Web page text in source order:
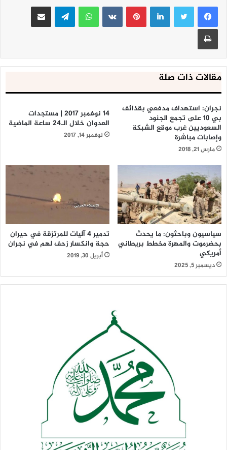
لينكدإنبينتيريست واتساب تيلقرام مشاركة عبر البريد
طباعة
مقالات ذات صلة
نجران: استهداف مدفعي بقذائف
بي 10 على تجمع الجنود
السعوديين غرب موقع الشبكة
وإصابات مباشرة
مارس 21, 2018
14 نوفمبر 2017 | مستجدات
العدوان خلال الـ24 ساعة الماضية
نوفمبر 14, 2017
سياسيون وباحثون: ما يحدث
بحضرموت والمهرة مخطط بريطاني
أمريكي
ديسمبر 5, 2025
تدمير 4 آليات للمرتزقة في حيران
حجة وانكسار زحف لهم في نجران
أبريل 30, 2019